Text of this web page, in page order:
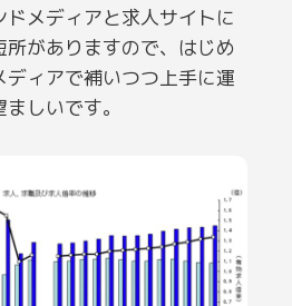
メディアと求人サイトに
がありますので、はじめ
ィアで補いつつ上手に運
しいです。